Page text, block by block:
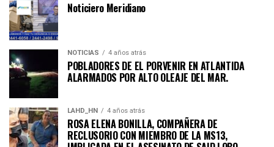
Noticiero Meridiano
NOTICIAS 4 años atrás
POBLADORES DE EL PORVENIR EN ATLANTIDA
ALARMADOS POR ALTO OLEAJE DEL MAR.
LAHD_HN 4 años atrás
ROSA ELENA BONILLA, COMPAÑERA DE
RECLUSORIO CON MIEMBRO DE LA MS13,